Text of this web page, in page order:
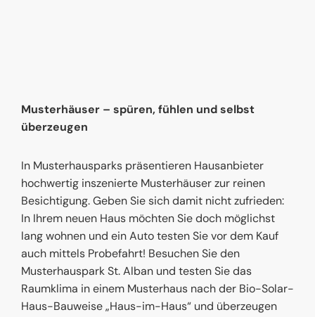
Musterhäuser – spüren, fühlen und selbst
überzeugen
In Musterhausparks präsentieren Hausanbieter
hochwertig inszenierte Musterhäuser zur reinen
Besichtigung. Geben Sie sich damit nicht zufrieden:
In Ihrem neuen Haus möchten Sie doch möglichst
lang wohnen und ein Auto testen Sie vor dem Kauf
auch mittels Probefahrt! Besuchen Sie den
Musterhauspark St. Alban und testen Sie das
Raumklima in einem Musterhaus nach der Bio-Solar-
Haus-Bauweise „Haus-im-Haus“ und überzeugen